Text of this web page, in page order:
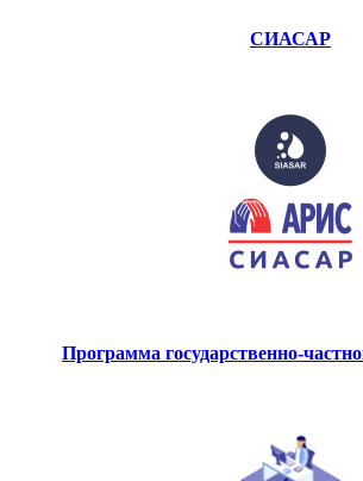
СИАСАР
Программа государственно-